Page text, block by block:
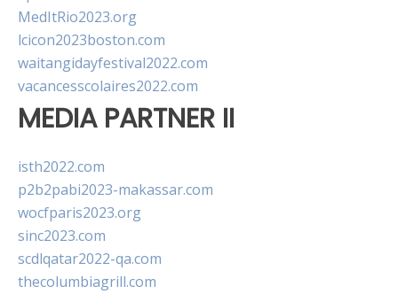
MedItRio2023.org
lcicon2023boston.com
waitangidayfestival2022.com
vacancesscolaires2022.com
MEDIA PARTNER II
isth2022.com
p2b2pabi2023-makassar.com
wocfparis2023.org
sinc2023.com
scdlqatar2022-qa.com
thecolumbiagrill.com